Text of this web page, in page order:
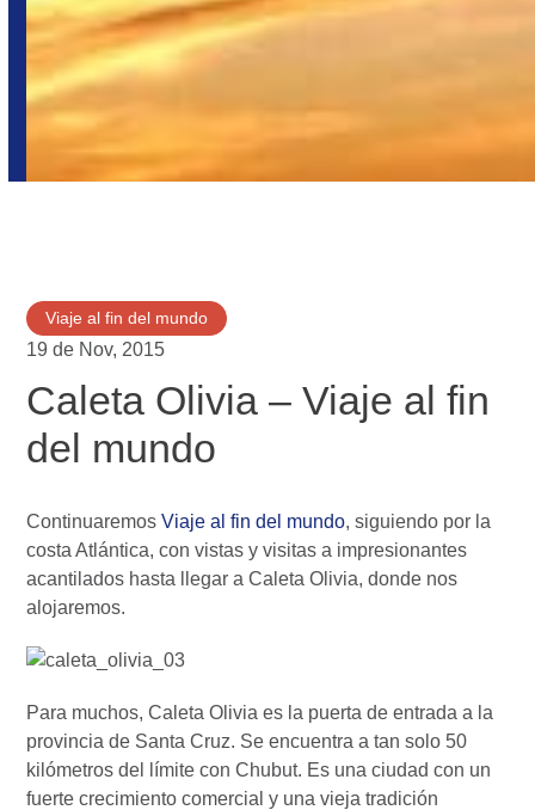
Viaje al fin del mundo
19 de Nov, 2015
Caleta Olivia – Viaje al fin
del mundo
ContinuaremosViaje al fin del mundo, siguiendo por la
costa Atlántica, con vistas y visitas a impresionantes
acantilados hasta llegar a Caleta Olivia, donde nos
alojaremos.
Para muchos, Caleta Olivia es la puerta de entrada a la
provincia de Santa Cruz. Se encuentra a tan solo 50
kilómetros del límite con Chubut. Es una ciudad con un
fuerte crecimiento comercial y una vieja tradición